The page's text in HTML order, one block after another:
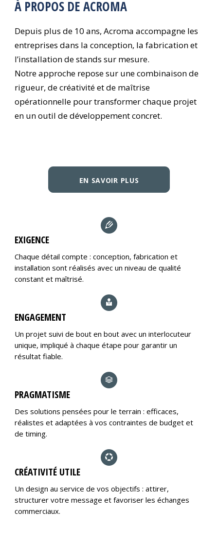
À PROPOS DE ACROMA
Depuis plus de 10 ans, Acroma accompagne les
entreprises dans la conception, la fabrication et
l’installation de stands sur mesure.
Notre approche repose sur une combinaison de
rigueur, de créativité et de maîtrise
opérationnelle pour transformer chaque projet
en un outil de développement concret.
EN SAVOIR PLUS
EXIGENCE
Chaque détail compte : conception, fabrication et
installation sont réalisés avec un niveau de qualité
constant et maîtrisé.
ENGAGEMENT
Un projet suivi de bout en bout avec un interlocuteur
unique, impliqué à chaque étape pour garantir un
résultat fiable.
PRAGMATISME
Des solutions pensées pour le terrain : efficaces,
réalistes et adaptées à vos contraintes de budget et
de timing.
CRÉATIVITÉ UTILE
Un design au service de vos objectifs : attirer,
structurer votre message et favoriser les échanges
commerciaux.